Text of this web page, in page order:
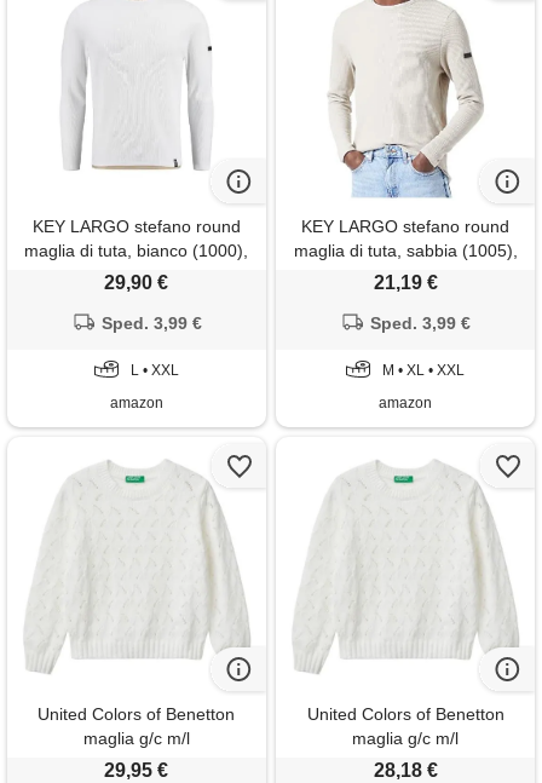
KEY LARGO stefano round
maglia di tuta, bianco (1000),
xxl uomo
29,90 €
Sped. 3,99 €
L • XXL
amazon
KEY LARGO stefano round
maglia di tuta, sabbia (1005),
xxl uomo
21,19 €
Sped. 3,99 €
M • XL • XXL
amazon
United Colors of Benetton
maglia g/c m/l
29,95 €
United Colors of Benetton
maglia g/c m/l
28,18 €